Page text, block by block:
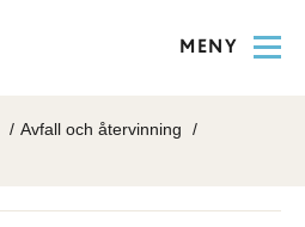
MENY
Avfall och återvinning